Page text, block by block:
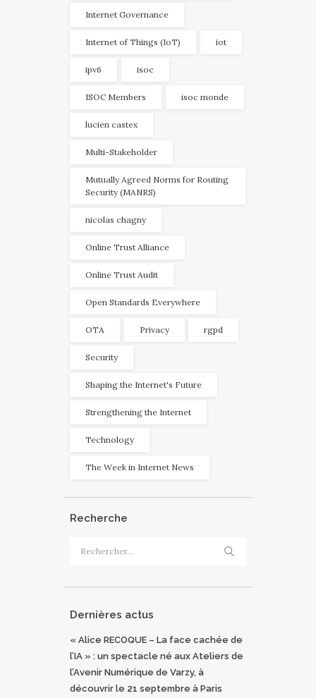
Internet Governance
Internet of Things (IoT) iot
ipv6 isoc
ISOC Members isoc monde
lucien castex
Multi-Stakeholder
Mutually Agreed Norms for Routing
Security (MANRS)
nicolas chagny
Online Trust Alliance
Online Trust Audit
Open Standards Everywhere
OTA Privacy rgpd
Security
Shaping the Internet's Future
Strengthening the Internet
Technology
The Week in Internet News
Recherche
Dernières actus
« Alice RECOQUE – La face cachée de
l’IA » : un spectacle né aux Ateliers de
l’Avenir Numérique de Varzy, à
découvrir le 21 septembre à Paris